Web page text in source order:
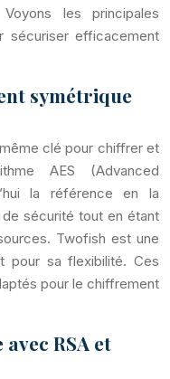
les principales
sécuriser efficacement
symétrique
clé pour chiffrer et
AES (Advanced
la référence en la
sécurité tout en étant
Twofish est une
pour sa flexibilité. Ces
pour le chiffrement
RSA et